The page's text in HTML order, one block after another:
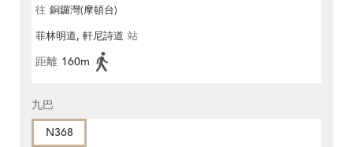
往 銅鑼灣(摩頓台)
菲林明道, 軒尼詩道 站
距離 160m
九巴
N368